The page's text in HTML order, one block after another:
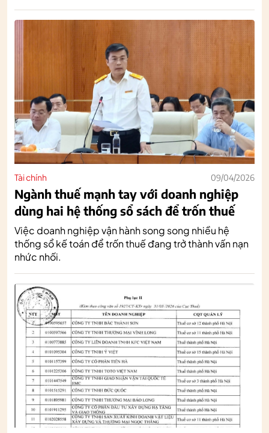
Tài chính 09/04/2026
Ngành thuế mạnh tay với doanh nghiệp
dùng hai hệ thống sổ sách để trốn thuế
Việc doanh nghiệp vận hành song song nhiều hệ
thống sổ kế toán để trốn thuế đang trở thành vấn nạn
nhức nhối.